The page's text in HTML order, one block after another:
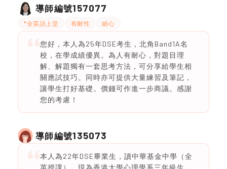
導師編號157077
*全英語上堂 有耐性 細心
您好，本人為25年DSE考生，北角Band1A名
校，在學成績優異。為人有耐心，對題目理
解、解題獨有一套思考方法，可分享給學生相
關應試技巧。同時亦可提供大量練習及筆記，
讓學生打好基礎。價錢可作進一步商議。感謝
您的考慮！
導師編號135073
本人為22年DSE畢業生，讀中華基金中學（全
英授課）。現為香港大學心理學系三年級生，